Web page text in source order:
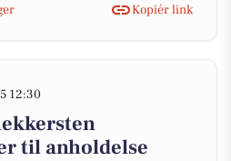
Kopiér link
12:30
til anholdelse